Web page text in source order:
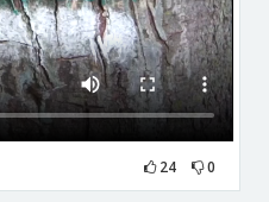
24 0